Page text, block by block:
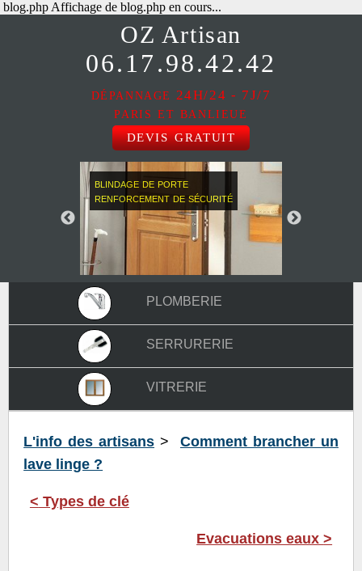
blog.php Affichage de blog.php en cours...
OZ Artisan
06.17.98.42.42
dépannage 24H/24 - 7J/7
paris et banlieue
devis gratuit
blindage de porte
renforcement de sécurité
plomberie
serrurerie
vitrerie
L'info des artisans > Comment brancher un
lave linge ?
< Types de clé
Evacuations eaux>